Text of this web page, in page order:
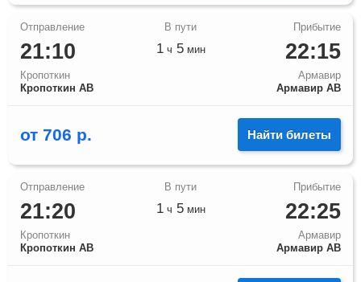
21:10
Кропоткин
Кропоткин АВ
22:15
Армавир
Армавир АВ
1ч 5мин
от 706 р. Найти билеты
21:20
Кропоткин
Кропоткин АВ
22:25
Армавир
Армавир АВ
1ч 5мин